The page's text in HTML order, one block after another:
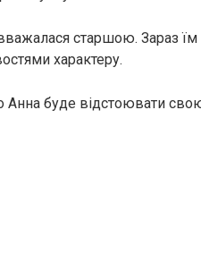
вважалася старшою. Зараз їм
характеру.
Анна буде відстоювати